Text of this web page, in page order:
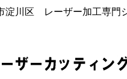
淀川区 レーザー加工専